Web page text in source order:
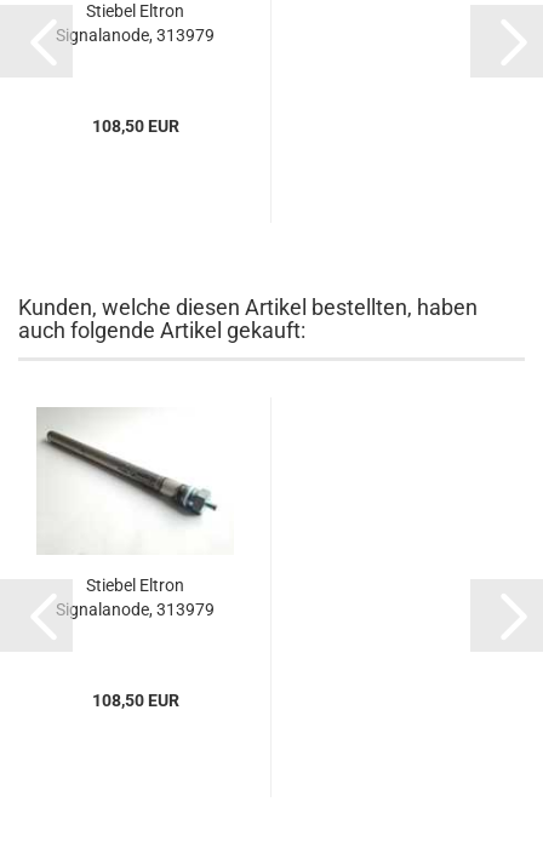
Stiebel Eltron
Signalanode, 313979
108,50 EUR
Kunden, welche diesen Artikel bestellten, haben
auch folgende Artikel gekauft:
Stiebel Eltron
Signalanode, 313979
108,50 EUR